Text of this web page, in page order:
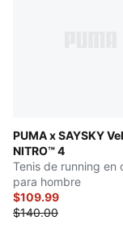
PUMA x SAYSKY
NITRO™ 4
Tenis de running en
para hombre
$109.99
$140.00